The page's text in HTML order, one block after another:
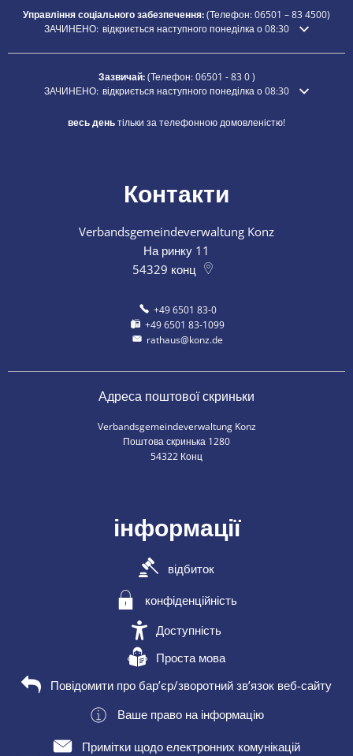
Управління соціального забезпечення:(Телефон:06501 – 834500)
Натисніть, щоб приховати додатковий час відкриття або закриття
ЗАЧИНЕНО: відкриється наступного понеділка о 08:30
Зазвичай:(Телефон:06501 - 83 0)
Натисніть, щоб приховати додатковий час відкриття або закриття
ЗАЧИНЕНО: відкриється наступного понеділка о 08:30
весь деньтільки за телефонною домовленістю!
Контакти
Verbandsgemeindeverwaltung Konz
На ринку 11
54329 конц
+49 6501 83-0
+49 6501 83-1099
rathaus@konz.de
Адреса поштової скриньки
Verbandsgemeindeverwaltung Konz
Поштова скринька 1280
54322 Конц
інформації
відбиток
конфіденційність
Доступність
Проста мова
Повідомити про бар’єр/зворотний зв’язок веб-сайту
Ваше право на інформацію
Примітки щодо електронних комунікацій